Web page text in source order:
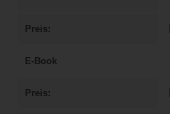
Preis
E-Book
Preis